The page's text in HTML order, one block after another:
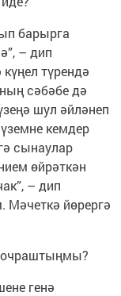
барырга
– дип
түрендә
сәбәбе дә
шул әйләнеп
кемдер
сынаулар
өйрәткән
– дип
йөрергә
очраштыңмы?
генә